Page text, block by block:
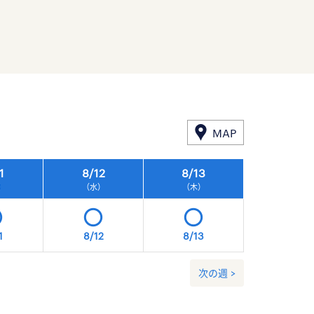
MAP
8/12
（水）
8/13
（木）
8/12 8/13
次の週 >